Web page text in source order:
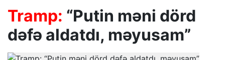
Tramp: “Putin məni dörd
dəfə aldatdı, məyusam”